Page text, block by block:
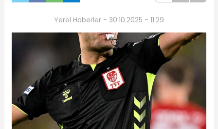
Yerel Haberler - 30.10.2025 - 11:29